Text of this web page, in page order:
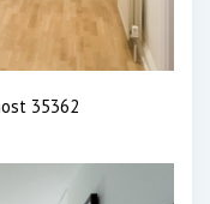
35362